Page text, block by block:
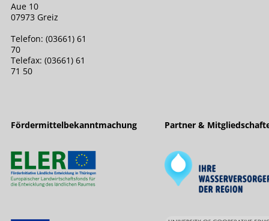
Aue 10
07973 Greiz
Telefon: (03661) 61
70
Telefax: (03661) 61
71 50
Fördermittelbekanntmachung Partner &